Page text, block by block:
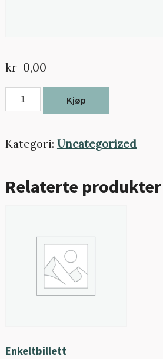
kr 0,00
Tekna
medlem
Kjøp
Kategori: Uncategorized
Relaterte produkter
Enkeltbillett